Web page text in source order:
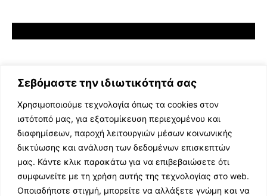
Σεβόμαστε την ιδιωτικότητά σας
Χρησιμοποιούμε τεχνολογία όπως τα cookies στον
ιστότοπό μας, για εξατομίκευση περιεχομένου και
διαφημίσεων, παροχή λειτουργιών μέσων κοινωνικής
δικτύωσης και ανάλυση των δεδομένων επισκεπτών
μας. Κάντε κλικ παρακάτω για να επιβεβαιώσετε ότι
συμφωνείτε με τη χρήση αυτής της τεχνολογίας στο web.
Οποιαδήποτε στιγμή, μπορείτε να αλλάξετε γνώμη και να
ΕΛΛΗΝΙΚΗ ΜΟΥΣΙΚΗ
TV SHOWS
EVENTS
ΘΕΑΤΡΟ